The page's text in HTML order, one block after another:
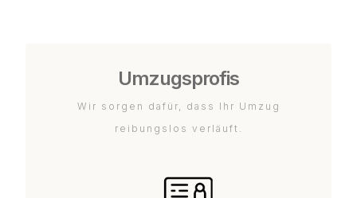
Umzugsprofis
Wir sorgen dafür, dass Ihr Umzug
reibungslos verläuft.